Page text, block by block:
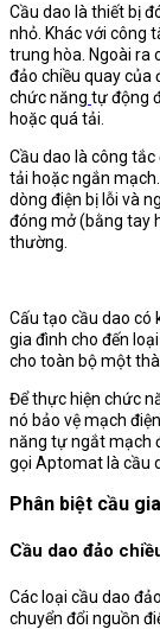
Cầu dao là thiết bị
nhỏ. Khác với công
trung hòa. Ngoài ra
đảo chiều quay của
chức năng tự động
hoặc quá tải.
Cầu dao là công
tải hoặc ngắn
dòng điện bị lỗi và
đóng mở (bằng tay
thường.
Cấu tạo cầu dao có
gia đình cho đến
cho toàn bộ một
Để thực hiện chức
nó bảo vệ mạch
năng tự ngắt mạch
gọi Aptomat là cầu
Phân biệt cầu
Cầu dao đảo
Các loại cầu dao
chuyển đổi nguồn